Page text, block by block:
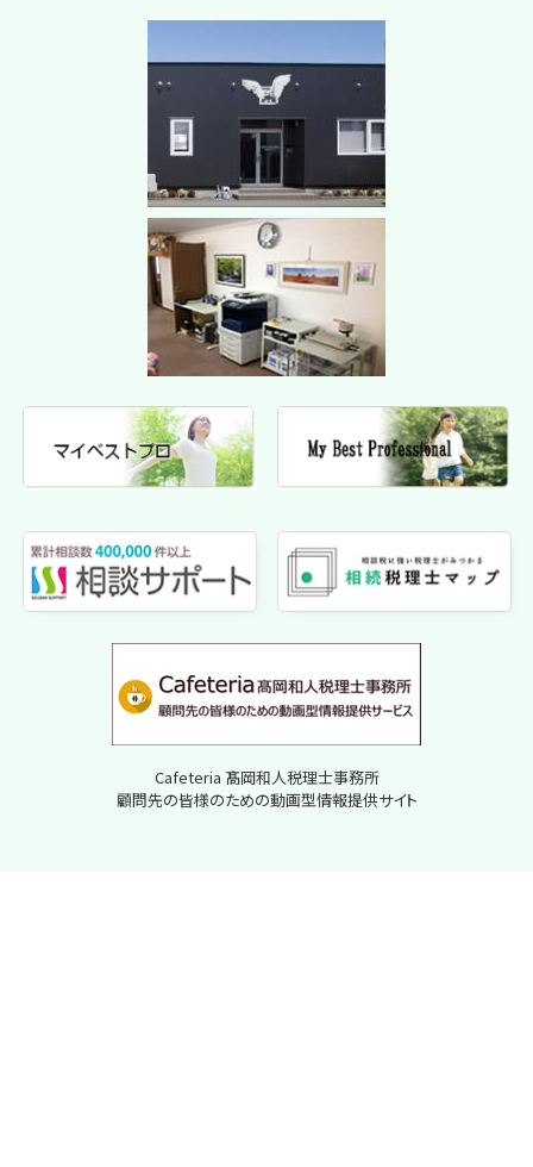
Cafeteria 髙岡和人税理士事務所
顧問先の皆様のための動画型情報提供サイト